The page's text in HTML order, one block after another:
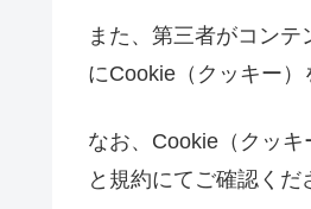
また、第三者がコン
にCookie（クッキー）
なお、Cookie（クッ
と規約にてご確認くだ